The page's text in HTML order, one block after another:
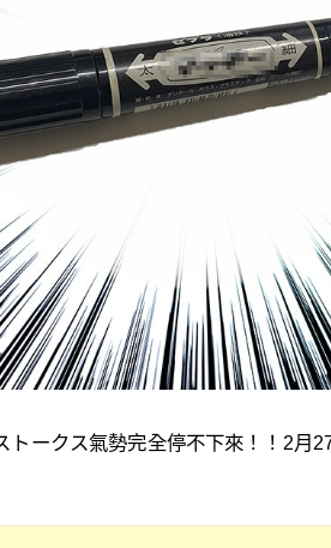
トークス氣勢完全停不下來！！2月